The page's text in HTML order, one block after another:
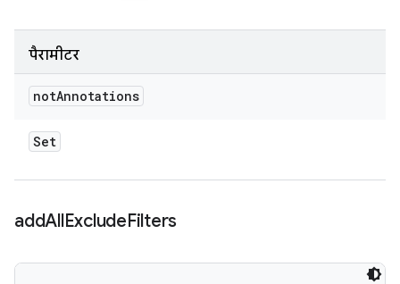
पैरामीटर
notAnnotations
Set
addAllExcludeFilters